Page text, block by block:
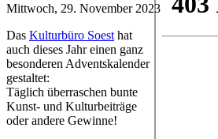
Mittwoch, 29. November 2023
Das Kulturbüro Soest hat
auch dieses Jahr einen ganz
besonderen Adventskalender
gestaltet:
Täglich überraschen bunte
Kunst- und Kulturbeiträge
oder andere Gewinne!